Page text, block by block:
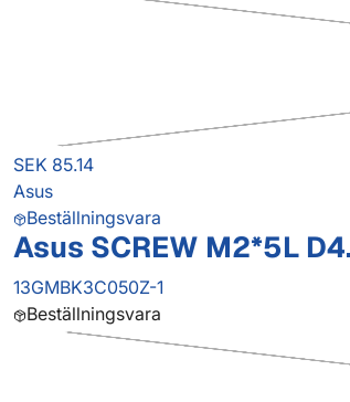
SEK 85.14
Asus
Beställningsvara
Asus SCREW M2*5L
13GMBK3C050Z-1
Beställningsvara